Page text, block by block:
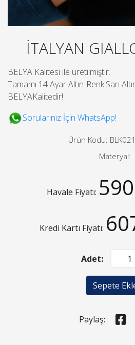
İTALYAN
BELYA Kalitesi ile üretilmiştir.
Tamamı 14 Ayar Altın-Renk:Sarı
BELYAKalitedir!
Sorularınız İçin WhatsApp!
Ürün Kodu:
Materyal:
Havale Fiyatı:
Kredi Kartı Fiyatı:
Adet:
Sepete
Paylaş: